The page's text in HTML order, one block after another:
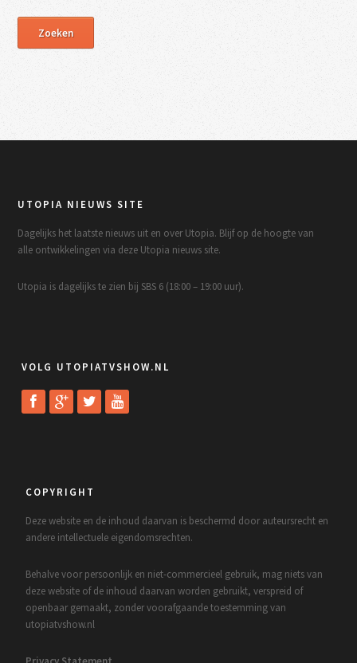
UTOPIA NIEUWS SITE
Dagelijks het laatste nieuws uit en over Utopia. Blijf op de hoogte van
alle ontwikkelingen via deze Utopia nieuws site.
Utopia is dagelijks te zien bij SBS 6 (18:00 – 19:00 uur).
VOLG UTOPIATVSHOW.NL
COPYRIGHT
Deze website en de inhoud daarvan is beschermd door auteursrecht en
andere intellectuele eigendomsrechten.
Behalve voor persoonlijk en niet-commercieel gebruik, mag niets van
deze website of de inhoud daarvan worden gebruikt, verspreid of
openbaar gemaakt, zonder voorafgaande toestemming van
utopiatvshow.nl